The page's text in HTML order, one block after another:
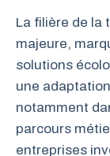
La filière de la
majeure,
solutions
une
notamment
parcours
entreprises